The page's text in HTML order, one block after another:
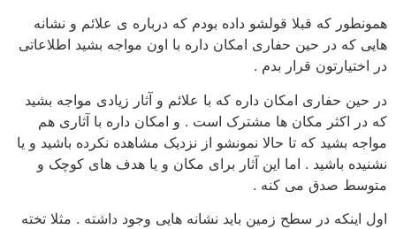
همونطور که قبلا قولشو داده بودم که درباره ی علائم و نشانه
هایی که در حین حفاری امکان داره با اون مواجه بشید اطلاعاتی
در اختیارتون قرار بدم .
در حین حفاری امکان داره که با علائم و آثار زیادی مواجه بشید
که در اکثر مکان ها مشترک است . و امکان داره با آثاری هم
مواجه بشید که تا حالا نمونشو از نزدیک مشاهده نکرده باشید و یا
نشنیده باشید . اما این آثار برای مکان و یا هدف های کوچک و
متوسط صدق می کنه .
اول اینکه در سطح زمین باید نشانه هایی وجود داشته . مثلا تخته